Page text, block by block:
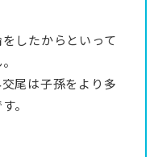
したからといって
尾は子孫をより多
。